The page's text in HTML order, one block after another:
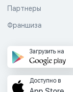
Партнеры
Франшиза
Загрузить на
Доступно в